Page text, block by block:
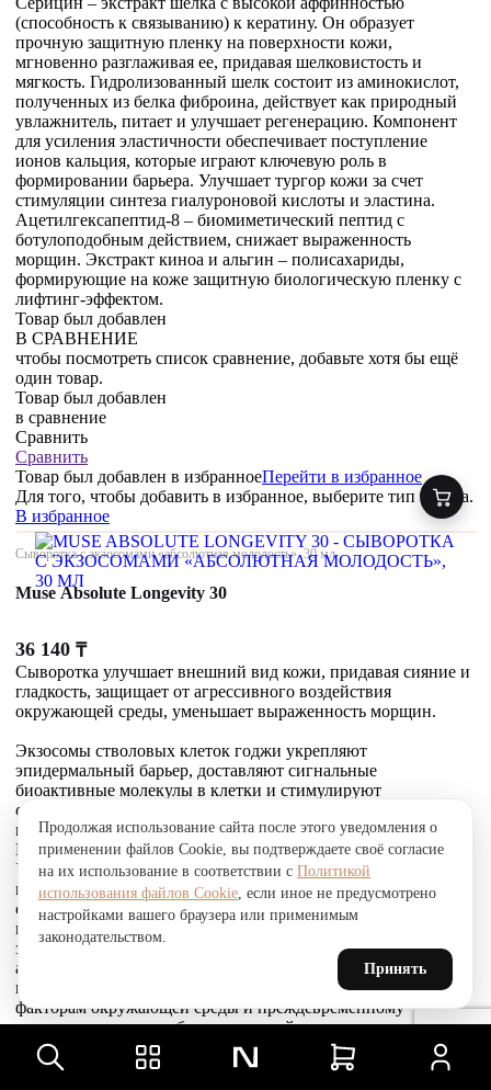
(способность к связыванию) к кератину. Он образует
прочную защитную пленку на поверхности кожи,
мгновенно разглаживая ее, придавая шелковистость и
мягкость. Гидролизованный шелк состоит из аминокислот,
полученных из белка фиброина, действует как природный
увлажнитель, питает и улучшает регенерацию. Компонент
для усиления эластичности обеспечивает поступление
ионов кальция, которые играют ключевую роль в
формировании барьера. Улучшает тургор кожи за счет
стимуляции синтеза гиалуроновой кислоты и эластина.
Ацетилгексапептид-8 – биомиметический пептид с
ботулоподобным действием, снижает выраженность
морщин. Экстракт киноа и альгин – полисахариды,
формирующие на коже защитную биологическую пленку с
лифтинг-эффектом.
Товар был добавлен
В СРАВНЕНИЕ
чтобы посмотреть список сравнение, добавьте хотя бы ещё
один товар.
Товар был добавлен
в сравнение
Сравнить
Сравнить
Товар был добавлен в избранноеПерейти в избранное
Для того, чтобы добавить в избранное, выберите тип товара.
В избранное
Сыворотка с экзосомами «абсолютная молодость», 30 мл
Muse Absolute Longevity 30
36 140 ₸
Сыворотка улучшает внешний вид кожи, придавая сияние и
гладкость, защищает от агрессивного воздействия
окружающей среды, уменьшает выраженность морщин.
Экзосомы стволовых клеток годжи укрепляют
эпидермальный барьер, доставляют сигнальные
биоактивные молекулы в клетки и стимулируют
собственное выделение экзосом кожей. Это усиливает
выработку коллагена, эластина и гликозаминогликанов.
Комплекс Telosense Active продлевает жизнь клеток.
Укрепляющий пептид восстанавливает и усиливает связи
между фибробластами и внеклеточным матриксом,
стимулирует выработку коллагена I и VI типов, обеспечивая
прочное соединение эпидермиса и дермы, что приводит к
заметному сокращению морщин. Стволовые клетки
альпийской розы защищают, поддерживают и
восстанавливают устойчивость кожи к агрессивным
факторам окружающей среды и преждевременному
старению, улучшают барьерные свойства.
Товар был добавлен
В СРАВНЕНИЕ
Продолжая использование сайта после этого уведомления о
применении файлов Cookie, вы подтверждаете своё согласие
на их использование в соответствии с Политикой
использования файлов Cookie, если иное не предусмотрено
настройками вашего браузера или применимым
законодательством.
Принять